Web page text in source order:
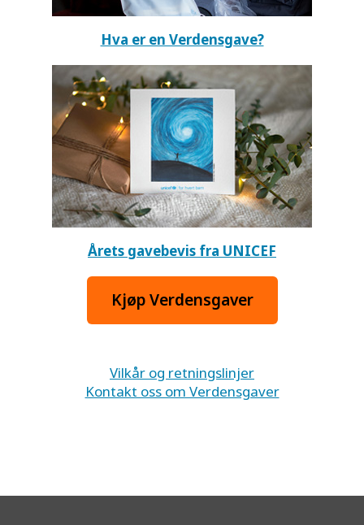
Hva er en Verdensgave?
Årets gavebevis fra UNICEF
Kjøp Verdensgaver
Vilkår og retningslinjer
Kontakt oss om Verdensgaver